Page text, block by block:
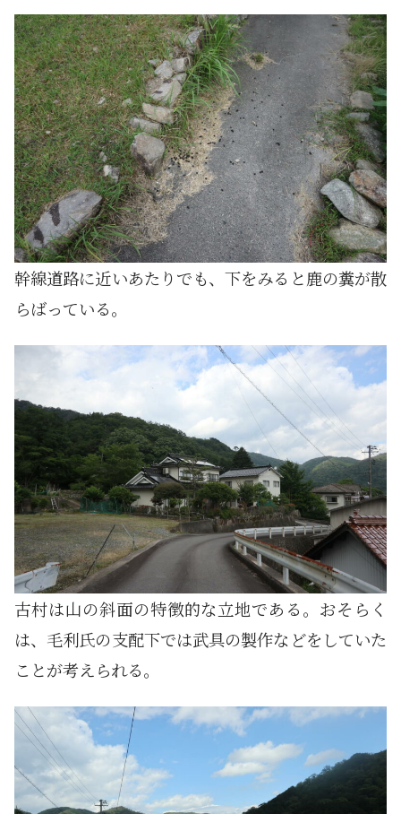
幹線道路に近いあたりでも、下をみると鹿の糞が散
らばっている。
古村は山の斜面の特徴的な立地である。おそらく
は、毛利氏の支配下では武具の製作などをしていた
ことが考えられる。